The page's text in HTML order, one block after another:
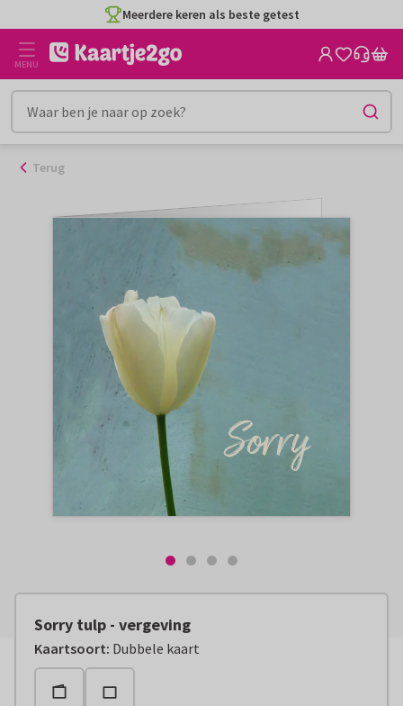
naar
inhoud
Meerdere keren als beste getest
MENU
Terug
Sorry tulp - vergeving
Kaartsoort: Dubbele kaart
Vanaf:€ 2,79 excl. verzendkosten